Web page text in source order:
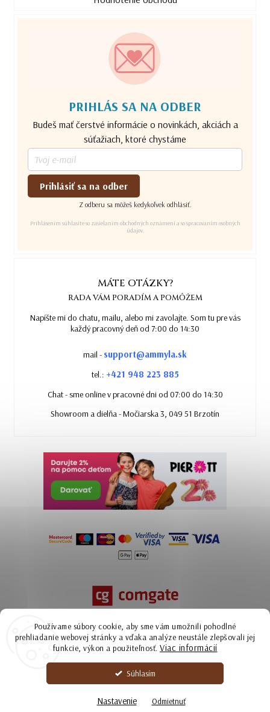
Používame súbory cookie, aby sme vám umožnili pohodlné
prehliadanie webovej stránky a vďaka analýze neustále zlepšovali jej
funkcie, výkon a použiteľnosť. Viac informácií
Súhlasím
Nastavenie Odmietnuť
PRIHLÁS SA NA ODBER
Budeš mať čerstvé informácie o novinkách, akciách a
súťažiach, ktoré chystáme
Prihlásiť sa na odber
Z odberu sa môžeš kedykoľvek odhlásiť.
Prihlásením súhlasíte so zasielaním obchodných oznámení a so spracovaním osobných
údajov.
MÁTE OTÁZKY?
RADA VÁM PORADÍM A POMÔŽEM
Napíšte mi do chatu, mailu, alebo mi zavolajte. Som tu pre vás
každý pracovný deň od 7:00 do 14:30
mail - support@ammyla.sk
tel.: +421 948 223 885
Chat - sme online v pracovné dni od 07:00 do 14:30
Showroom a dielňa - Močiarska 3, 049 51 Brzotín
Copyright 2026Ammyla | kožené kabelky zo Slovenska. Všetky práva
Upraviť nastavenie cookies